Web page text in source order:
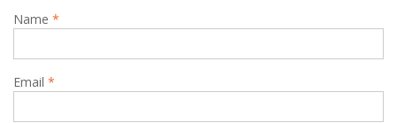
Name *
Email *